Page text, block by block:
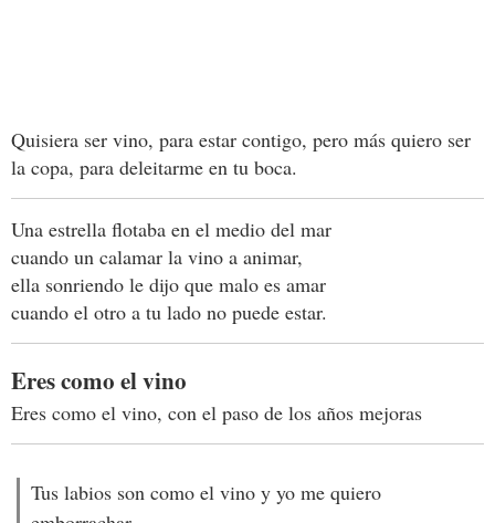
Quisiera ser vino, para estar contigo, pero más quiero ser
la copa, para deleitarme en tu boca.
Una estrella flotaba en el medio del mar
cuando un calamar la vino a animar,
ella sonriendo le dijo que malo es amar
cuando el otro a tu lado no puede estar.
Eres como el vino
Eres como el vino, con el paso de los años mejoras
Tus labios son como el vino y yo me quiero